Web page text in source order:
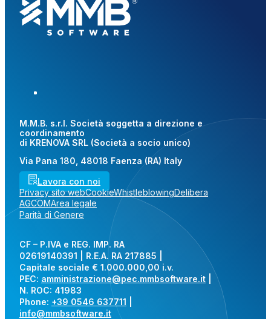
M.M.B. s.r.l. Società soggetta a direzione e
coordinamento
di KRENOVA SRL (Società a socio unico)
Via Pana 180, 48018 Faenza (RA) Italy
Lavora con noi
Privacy sito webCookieWhistleblowingDelibera
AGCOMArea legale
Parità di Genere
CF – P.IVA e REG. IMP. RA
02619140391 | R.E.A. RA 217885 |
Capitale sociale € 1.000.000,00 i.v.
PEC: amministrazione@pec.mmbsoftware.it
N. ROC: 41983
Phone: +39 0546 637711
info@mmbsoftware.it